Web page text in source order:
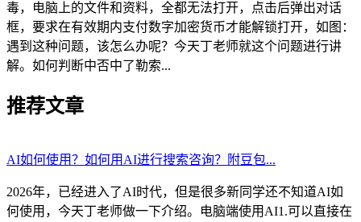
毒，电脑上的文件和资料，全都无法打开，点击后弹出对话
框，要求在有效期内支付数字加密货币才能解锁打开，如图：
遇到这种问题，该怎么办呢？今天丁老师就这个问题进行讲
解。如何判断中否中了勒索...
推荐文章
AI如何使用？如何用AI进行搜索咨询？附豆包...
2026年，已经进入了AI时代，但是很多新同学还不知道AI如
何使用，今天丁老师做一下介绍。电脑端使用AI1.可以直接在